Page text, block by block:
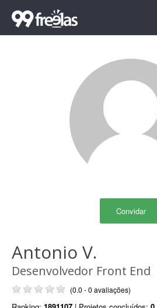
Convidar
Antonio V.
Desenvolvedor Front End
(0.0 - 0 avaliações)